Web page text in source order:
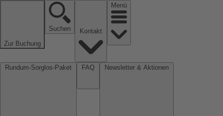
Zur Buchung
Suchen
Menü